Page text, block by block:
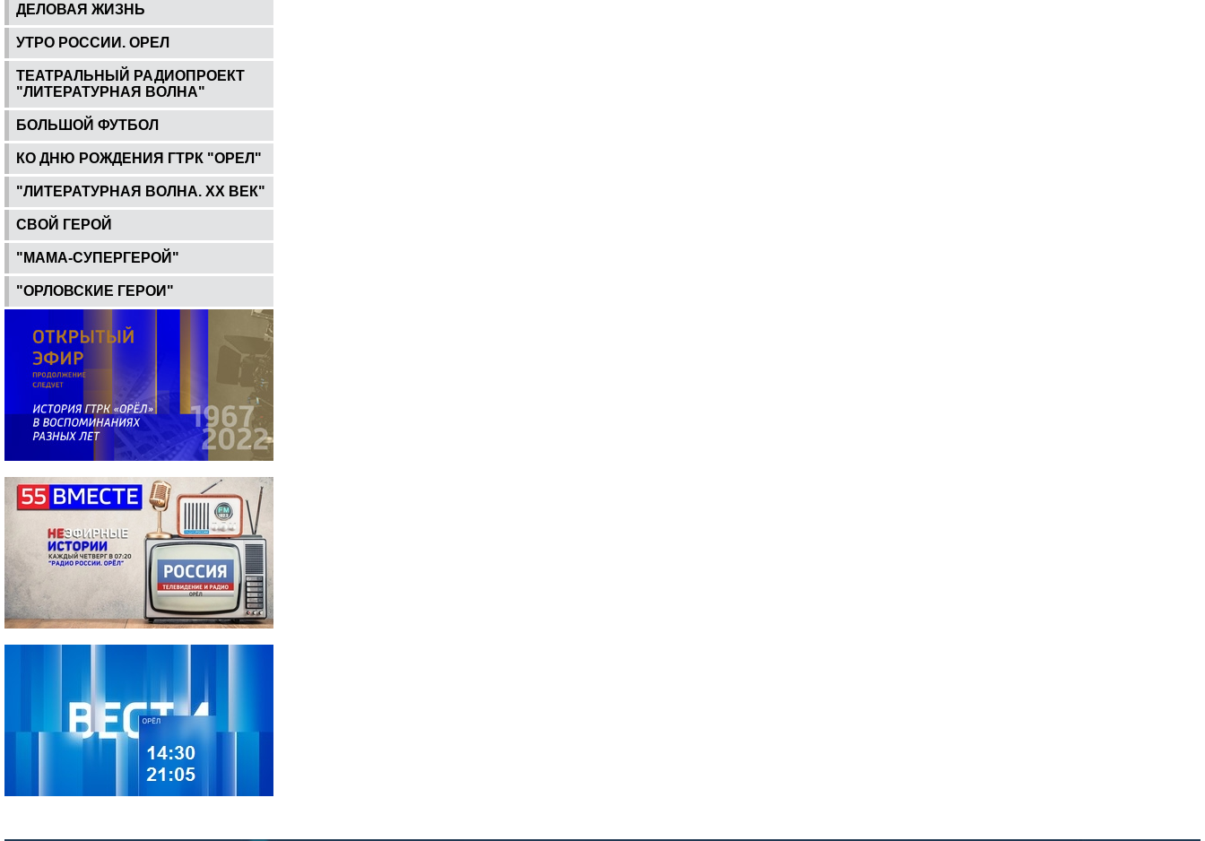
ДЕЛОВАЯ ЖИЗНЬ
УТРО РОССИИ. ОРЕЛ
ТЕАТРАЛЬНЫЙ РАДИОПРОЕКТ
"ЛИТЕРАТУРНАЯ ВОЛНА"
БОЛЬШОЙ ФУТБОЛ
КО ДНЮ РОЖДЕНИЯ ГТРК "ОРЕЛ"
"ЛИТЕРАТУРНАЯ ВОЛНА. ХХ ВЕК"
СВОЙ ГЕРОЙ
"МАМА-СУПЕРГЕРОЙ"
"ОРЛОВСКИЕ ГЕРОИ"